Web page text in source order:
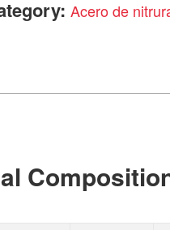
Acero de